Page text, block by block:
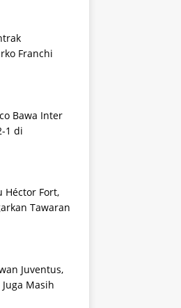
Franchi
Bawa Inter
1 di
Héctor Fort,
Tawaran
Juventus,
Masih